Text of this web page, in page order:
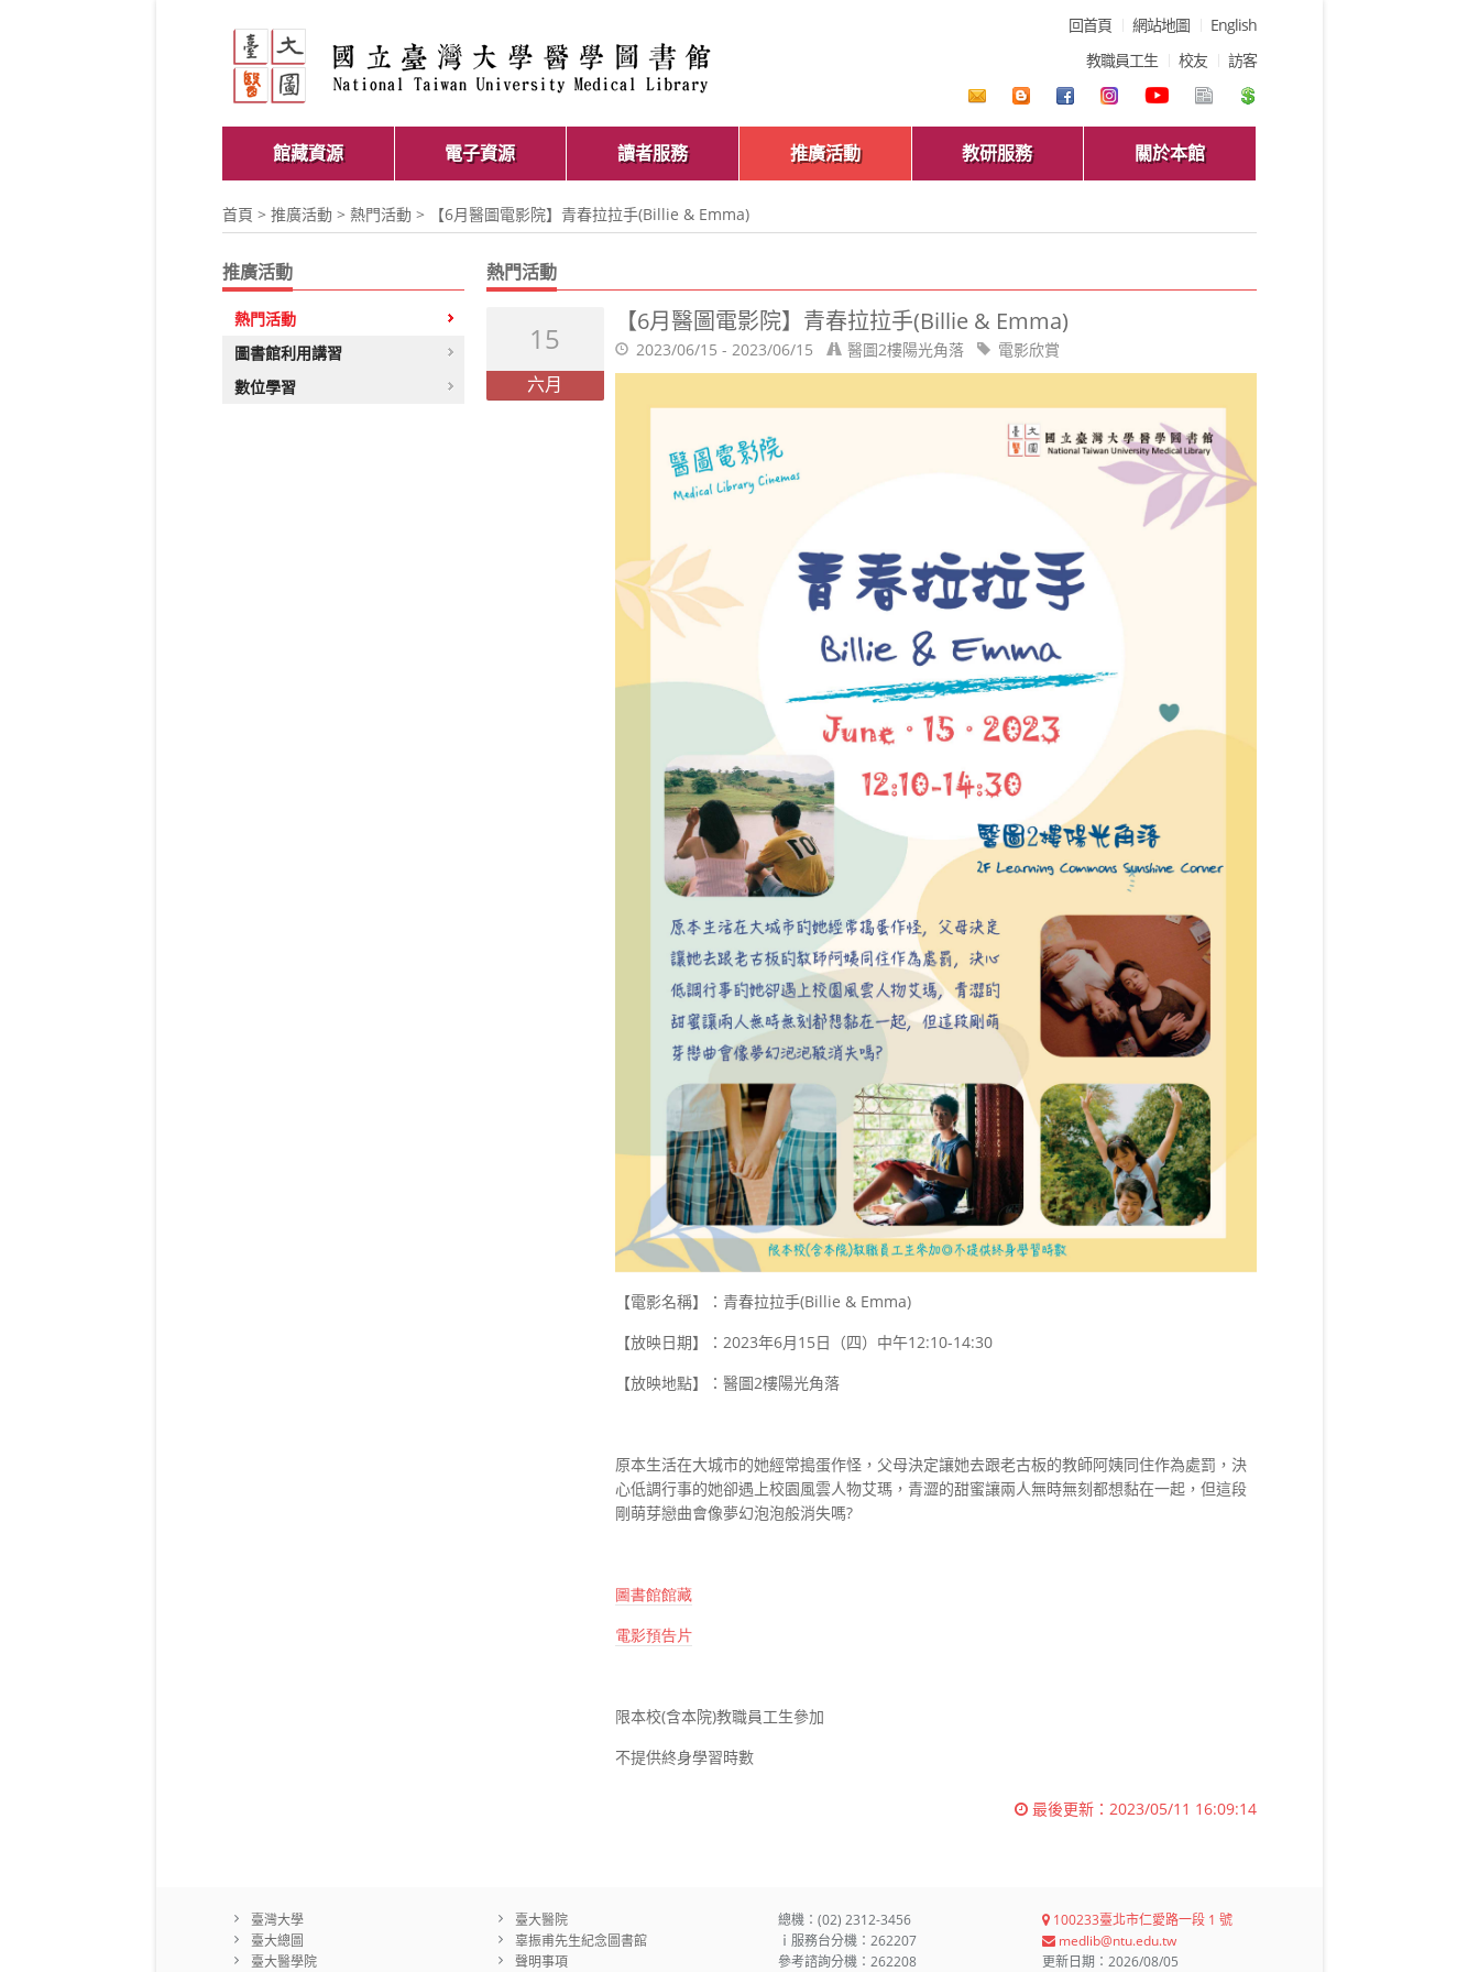
回首頁 網站地圖
English
教職員工生
校友 訪客
館藏資源 電子資源 讀者服務 推廣活動 教研服務 關於本館
首頁 > 推廣活動 > 熱門活動 > 【6月醫圖電影院】青春拉拉手(Billie & Emma)
推廣活動
熱門活動
圖書館利用講習
數位學習
熱門活動
15
六月
【6月醫圖電影院】青春拉拉手(Billie & Emma)
2023/06/15 - 2023/06/15 醫圖2樓陽光角落 電影欣賞
【電影名稱】：青春拉拉手(Billie & Emma)
【放映日期】： 2023年6月15日（四）中午12:10-14:30
【放映地點】：醫圖2樓陽光角落
原本生活在大城市的她經常搗蛋作怪，父母決定讓她去跟老古板的教師阿姨同住作為處罰，決
心低調行事的她卻遇上校園風雲人物艾瑪，青澀的甜蜜讓兩人無時無刻都想黏在一起，但這段
剛萌芽戀曲會像夢幻泡泡般消失嗎?
圖書館館藏
電影預告片
限本校(含本院)教職員工生參加
不提供終身學習時數
最後更新： 2023/05/11 16:09:14
臺灣大學
臺大總圖
臺大醫學院
臺大醫院
辜振甫先生紀念圖書館
聲明事項
總機：(02) 2312-3456
ｉ服務台分機：262207
參考諮詢分機：262208
100233臺北市仁愛路一段 1 號
medlib@ntu.edu.tw
更新日期：2026/08/05